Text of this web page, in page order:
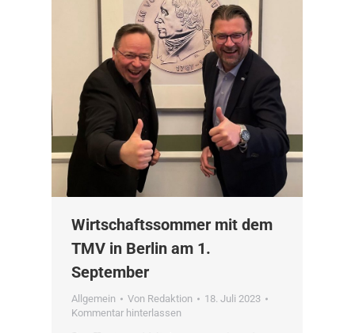
Wirtschaftssommer mit dem
TMV in Berlin am 1.
September
Allgemein Von Redaktion
18. Juli 2023
Kommentar hinterlassen